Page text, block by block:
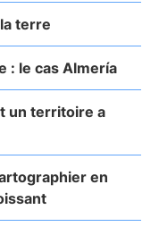
terre
: le cas Almería
un territoire a
en